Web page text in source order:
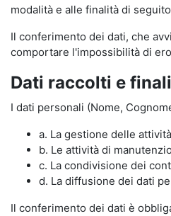
modalità e alle finalità di
Il conferimento dei dati, che
comportare l'impossibilità di
Dati raccolti e
I dati personali (Nome,
a. La gestione delle
b. Le attività di
c. La condivisione dei
d. La diffusione dei dati
Il conferimento dei dati è